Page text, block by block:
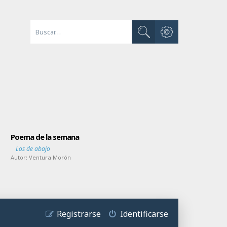
Buscar
Búsqueda avanzada
Poema de la semana
Los de abajo
Autor:Ventura Morón
Identificarse
Registrarse